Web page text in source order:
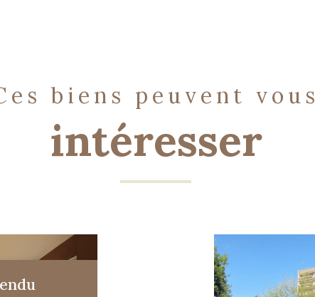
ces biens peuvent vous
intéresser